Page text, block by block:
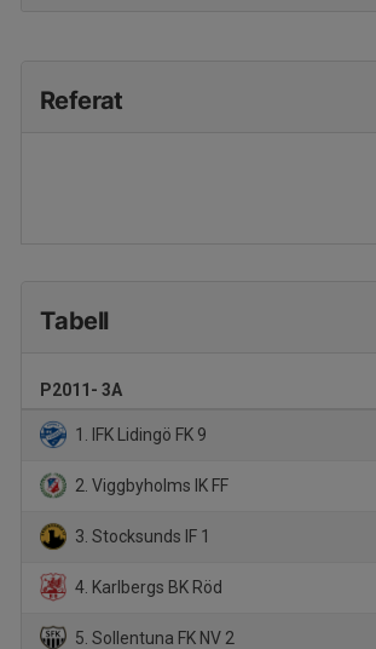
Referat
Tabell
P2011- 3A
1. IFK Lidingö FK 9
2. Viggbyholms IK FF
3. Stocksunds IF 1
4. Karlbergs BK Röd
5. Sollentuna FK NV 2